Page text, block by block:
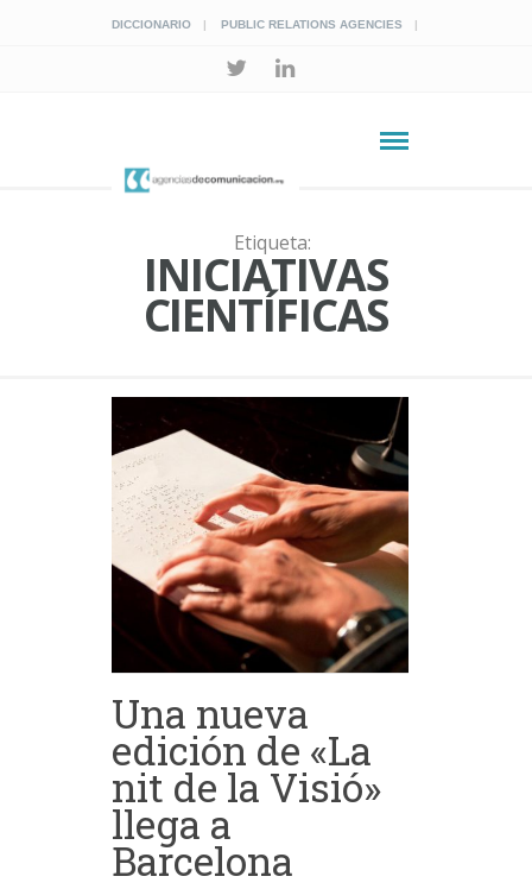
DICCIONARIO PUBLIC RELATIONS AGENCIES
Etiqueta:
INICIATIVAS
CIENTÍFICAS
Una nueva
edición de «La
nit de la Visió»
llega a
Barcelona